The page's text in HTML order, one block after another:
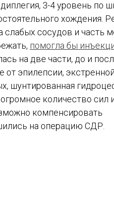
3-4 уровень по
хождения.
сосудов и часть
помогла бы
на две части, до и
эпилепсии, экстренной
шунтированная
количество сил
компенсировать
на операцию СДР.